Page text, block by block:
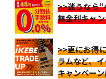
>>迷うなら
無金利キャ
>>更にお得
ラムなど、
キャンペー